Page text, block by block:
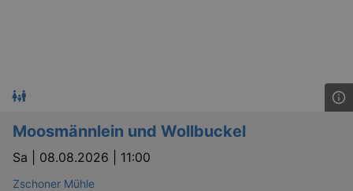
Moosmännlein und Wollbuckel
Sa | 08.08.2026 | 11:00
Zschoner Mühle